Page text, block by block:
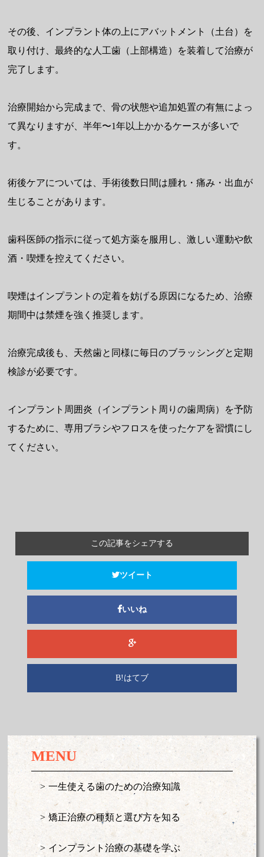
その後、インプラント体の上にアバットメント（土台）を
取り付け、最終的な人工歯（上部構造）を装着して治療が
完了します。
治療開始から完成まで、骨の状態や追加処置の有無によっ
て異なりますが、半年〜1年以上かかるケースが多いで
す。
術後ケアについては、手術後数日間は腫れ・痛み・出血が
生じることがあります。
歯科医師の指示に従って処方薬を服用し、激しい運動や飲
酒・喫煙を控えてください。
喫煙はインプラントの定着を妨げる原因になるため、治療
期間中は禁煙を強く推奨します。
治療完成後も、天然歯と同様に毎日のブラッシングと定期
検診が必要です。
インプラント周囲炎（インプラント周りの歯周病）を予防
するために、専用ブラシやフロスを使ったケアを習慣にし
てください。
この記事をシェアする
ツイート
いいね
B!はてブ
MENU
一生使える歯のための治療知識
矯正治療の種類と選び方を知る
インプラント治療の基礎を学ぶ